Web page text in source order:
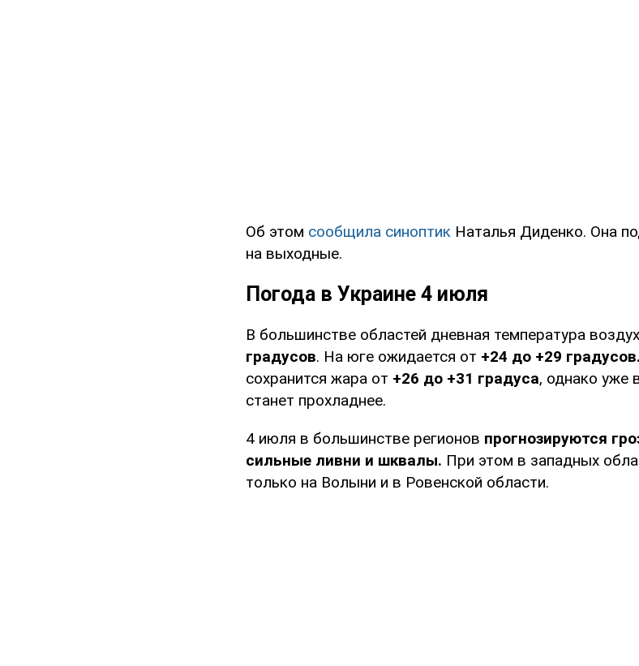
Об этом сообщила синоптик Наталья Диденко. Она
на выходные.
Погода в Украине 4 июля
В большинстве областей дневная температура
градусов. На юге ожидается от +24 до +29 градусов.
сохранится жара от +26 до +31 градуса, однако уже
станет прохладнее.
4 июля в большинстве регионов прогнозируются
сильные ливни и шквалы. При этом в западных
только на Волыни и в Ровенской области.